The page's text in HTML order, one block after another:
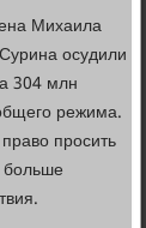
Михаила
осудили
304 млн
режима.
просить
больше